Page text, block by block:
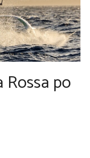
po